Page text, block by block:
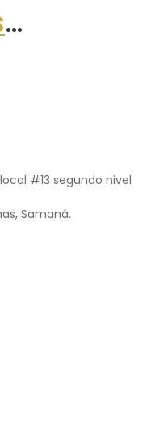
#13 segundo nivel
Samaná.